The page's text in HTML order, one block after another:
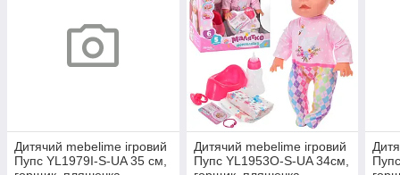
Дитячий mebelime ігровий
Пупс YL1979I-S-UA 35 см,
Дитячий mebelime ігровий
Пупс YL1953O-S-UA 34см,